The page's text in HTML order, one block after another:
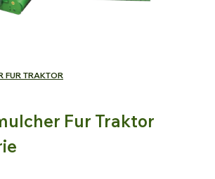
FUR TRAKTOR
Fur Traktor